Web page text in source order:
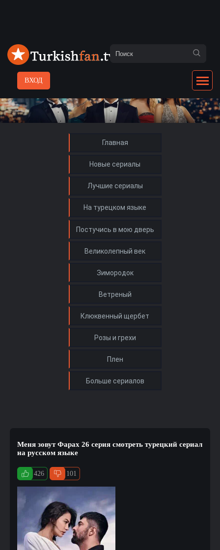
ВХОД
Главная
Новые сериалы
Лучшие сериалы
На турецком языке
Меня зовут Фарах 26 серия смотреть турецкий сериал
на русском языке
426 101